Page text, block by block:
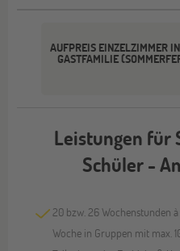
AUFPREIS EINZELZIMMER
GASTFAMILIE
Leistungen für
Schüler -
20 bzw. 26 Wochenstunden
Woche in Gruppen mit max.